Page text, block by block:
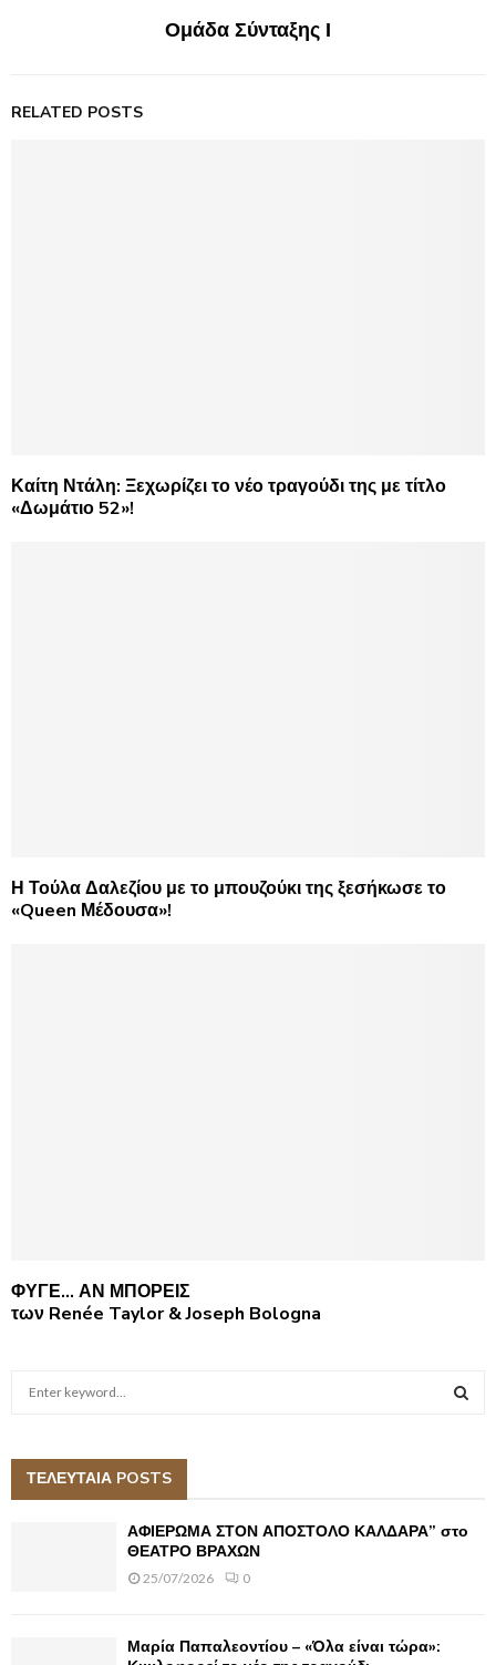
Ομάδα Σύνταξης Ι
RELATED POSTS
Καίτη Ντάλη: Ξεχωρίζει το νέο τραγούδι της με τίτλο
«Δωμάτιο 52»!
Η Τούλα Δαλεζίου με το μπουζούκι της ξεσήκωσε το
«Queen Μέδουσα»!
ΦΥΓΕ… ΑΝ ΜΠΟΡΕΙΣ
των Renée Taylor & Joseph Bologna
h
A
ΤΕΛΕΥΤΑΙΑ POSTS
ΑΦΙΕΡΩΜΑ ΣΤΟΝ ΑΠΟΣΤΟΛΟ ΚΑΛΔΑΡΑ” στο
ΘΕΑΤΡΟ ΒΡΑΧΩΝ
25/07/2026 0
Μαρία Παπαλεοντίου – «Όλα είναι τώρα»: